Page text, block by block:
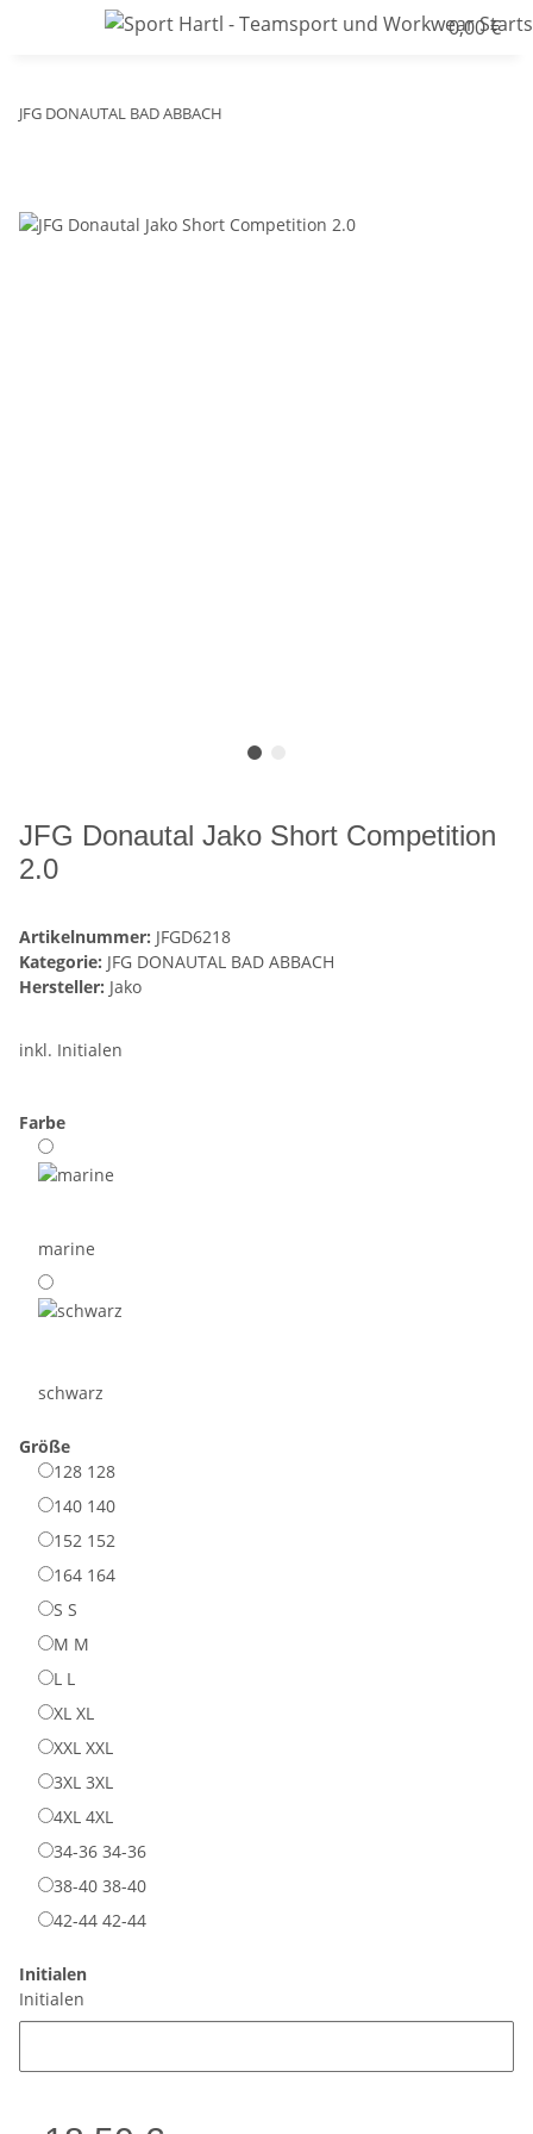
0,00 €
JFG DONAUTAL BAD ABBACH
JFG Donautal Jako Short Competition
2.0
Artikelnummer: JFGD6218
Kategorie: JFG DONAUTAL BAD ABBACH
Hersteller: Jako
inkl. Initialen
Farbe
marine
schwarz
Größe
128 128
140 140
152 152
164 164
S S
M M
L L
XL XL
XXL XXL
3XL 3XL
4XL 4XL
34-36 34-36
38-40 38-40
42-44 42-44
Initialen
Initialen